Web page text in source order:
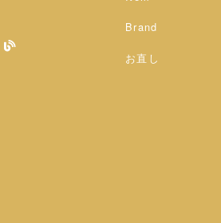
Brand
お直し